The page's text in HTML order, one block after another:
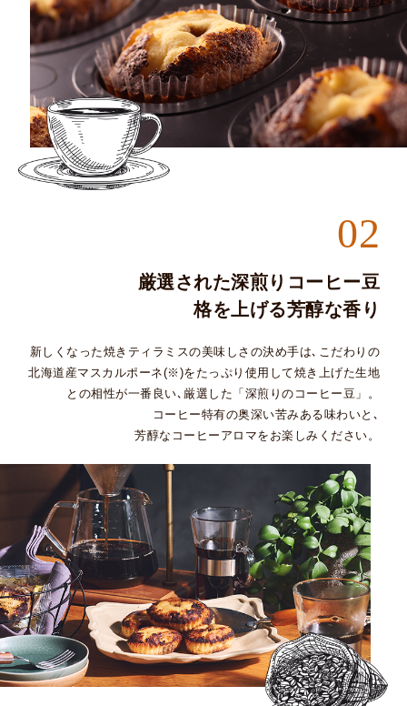
02
厳選された深煎りコーヒー豆
格を上げる芳醇な香り
新しくなった焼きティラミスの美味しさの決め手は､ こだわりの
北海道産マスカルポーネ(※)を たっぷり使用して焼き上げた生地
との相性が一番良い､ 厳選した「深煎りのコーヒー豆」。
コーヒー特有の奥深い苦みある味わいと､
芳醇なコーヒーアロマをお楽しみください。